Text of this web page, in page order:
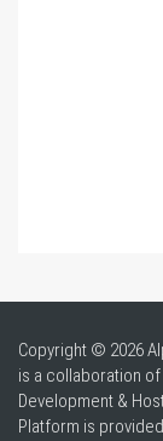
Copyright © 2026
is a collaboration
Development &
Platform is